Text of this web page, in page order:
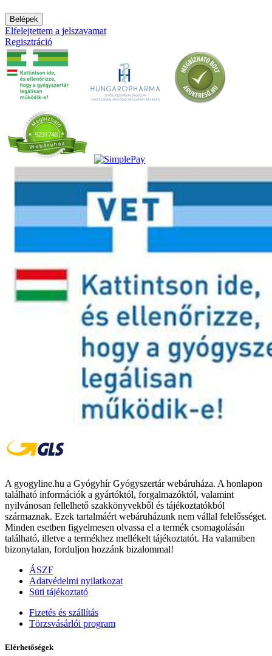
Belépek
Elfelejtettem a jelszavamat
Regisztráció
A gyogyline.hu a Gyógyhír Gyógyszertár webáruháza. A honlapon
található információk a gyártóktól, forgalmazóktól, valamint
nyilvánosan fellelhető szakkönyvekből és tájékoztatókból
származnak. Ezek tartalmáért webáruházunk nem vállal felelősséget.
Minden esetben figyelmesen olvassa el a termék csomagolásán
található, illetve a termékhez mellékelt tájékoztatót. Ha valamiben
bizonytalan, forduljon hozzánk bizalommal!
ÁSZF
Adatvédelmi nyilatkozat
Süti tájékoztató
Fizetés és szállítás
Törzsvásárlói program
Elérhetőségek